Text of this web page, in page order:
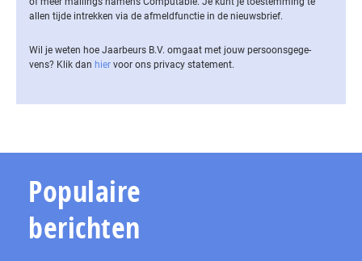
allen tijde intrekken via de af­meld­func­tie in de nieuwsbrief.
Wil je weten hoe Jaarbeurs B.V. omgaat met jouw per­soons­ge­ge­
vens? Klik dan hier voor ons privacy statement.
Populaire
berichten